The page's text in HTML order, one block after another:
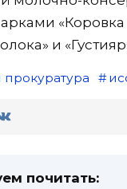
«Коровка
и
прокуратура
почитать: